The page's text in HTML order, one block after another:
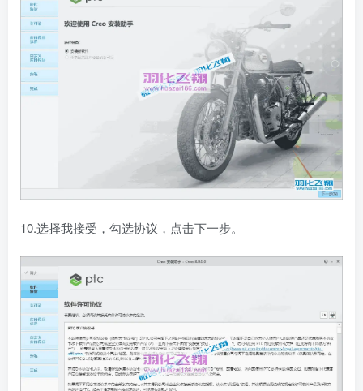
10.选择我接受，勾选协议，点击下一步。